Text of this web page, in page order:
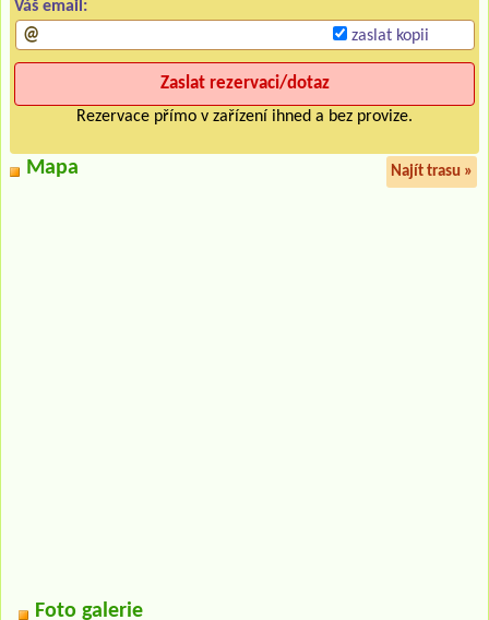
Váš email:
zaslat kopii
Rezervace přímo v zařízení ihned a bez provize.
Mapa Najít trasu »
Foto galerie